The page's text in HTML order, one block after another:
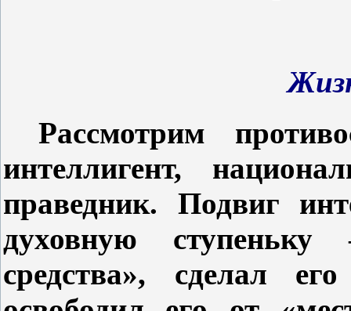
Рассмотрим
интеллигент,
праведник. Подвиг
духовную
средства», сделал